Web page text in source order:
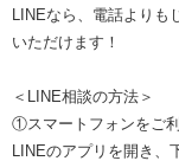
LINEなら、電話より
いただけます！
＜LINE相談の方法＞
①スマートフォンをご
LINEのアプリを開き、